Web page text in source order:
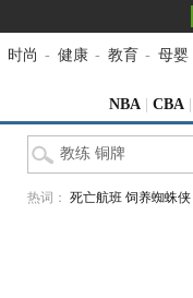
时尚 - 健康 - 教育 - 母婴
NBA CBA
热词： 死亡航班 饲养蜘蛛侠